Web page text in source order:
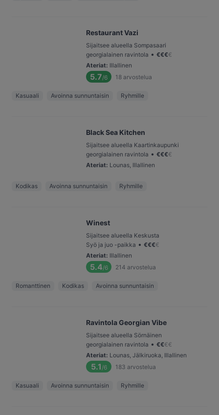
Restaurant Vazi
Sijaitsee alueella Sompasaari
georgialainen ravintola • €€€€
Ateriat: Illallinen
5.7/6 18 arvostelua
Kasuaali Avoinna sunnuntaisin Ryhmille
Black Sea Kitchen
Sijaitsee alueella Kaartinkaupunki
georgialainen ravintola • €€€€
Ateriat: Lounas, Illallinen
Kodikas Avoinna sunnuntaisin Ryhmille
Winest
Sijaitsee alueella Keskusta
Syö ja juo -paikka • €€€€
Ateriat: Illallinen
5.4/6 214 arvostelua
Romanttinen Kodikas Avoinna sunnuntaisin
Ravintola Georgian Vibe
Sijaitsee alueella Sörnäinen
georgialainen ravintola • €€€€
Ateriat: Lounas, Jälkiruoka, Illallinen
5.1 /6 183 arvostelua
Kasuaali Avoinna sunnuntaisin Ryhmille